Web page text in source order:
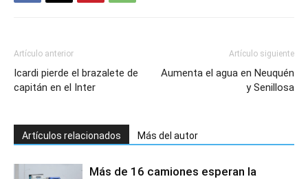
Artículo anterior
Icardi pierde el brazalete de
capitán en el Inter
Artículo siguiente
Aumenta el agua en Neuquén
y Senillosa
Artículos relacionados Más del autor
Más de 16 camiones esperan la